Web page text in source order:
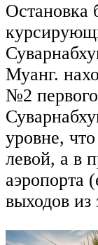
Остановка
Муанг.
№2
уровне,
левой, а в
аэропорта
выходов из